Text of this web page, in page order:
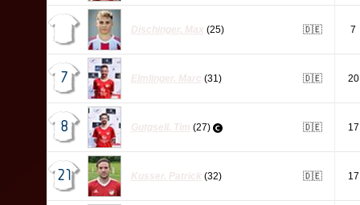
Dischinger, Max (25) 🇩🇪 7
7 Elmlinger, Marc (31) 🇩🇪 20
8 Gutgsell, Tim (27) 🇩🇪 17
21 Kusser, Patrick (32) 🇩🇪 17